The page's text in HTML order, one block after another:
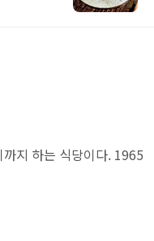
지 하는 식당이다. 1965